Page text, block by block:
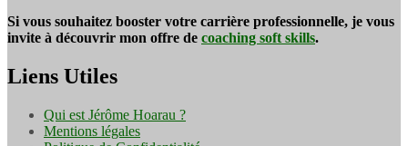
Si vous souhaitez booster votre carrière professionnelle, je vous
invite à découvrir mon offre de coaching soft skills.
Liens Utiles
Qui est Jérôme Hoarau ?
Mentions légales